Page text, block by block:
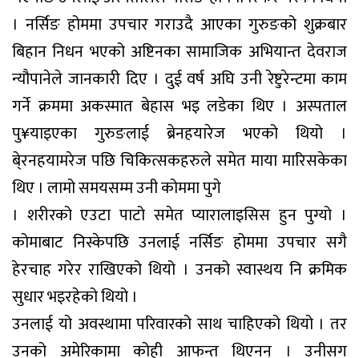
। नर्सिङ होममा उपचार गराउदै आएका गुरुङको शुक्रबार
बिहान निधन भएको अष्टिनका सामाजिक अभियान्त देवराज
न्यौपानेले जानकारी दिए । दुई वर्ष अघि उनी रेष्टुरेन्टमा काम
गर्ने क्रममा अकस्मात बेहास भइ लडेका थिए । अस्पताल
पु¥याइएका गुरुङलाई ब्रेनहयारेज भएको थियो ।
बे्रनहयामरेज पछि चिकित्सकहरुले समेत माया मारिसकेका
थिए । लामो समयसम्म उनी कोममा पुगे
। शरीरको एउटा पाटो समेत प्यारालाइसिस हुन पुग्यो ।
कोमाबाट निस्केपछि उनलाई नर्सिङ होममा उपचार सगै
हेरचाह गरेर राखिएको थियो । उनको स्वास्थय नि क्रमिक
सुधार भइरहेको थियो ।
उनलाई यो अवस्थामा परिवारको साथ चाहिएको थियो । तर
उनको अमेरिकामा कोही आफन्त थिएनन् । उनीसग